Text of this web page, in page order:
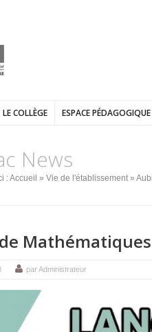
LE COLLÈGE ESPACE PÉDAGOGIQUE
News
:Accueil » Vie de l'établissement»
de
par Administrateur